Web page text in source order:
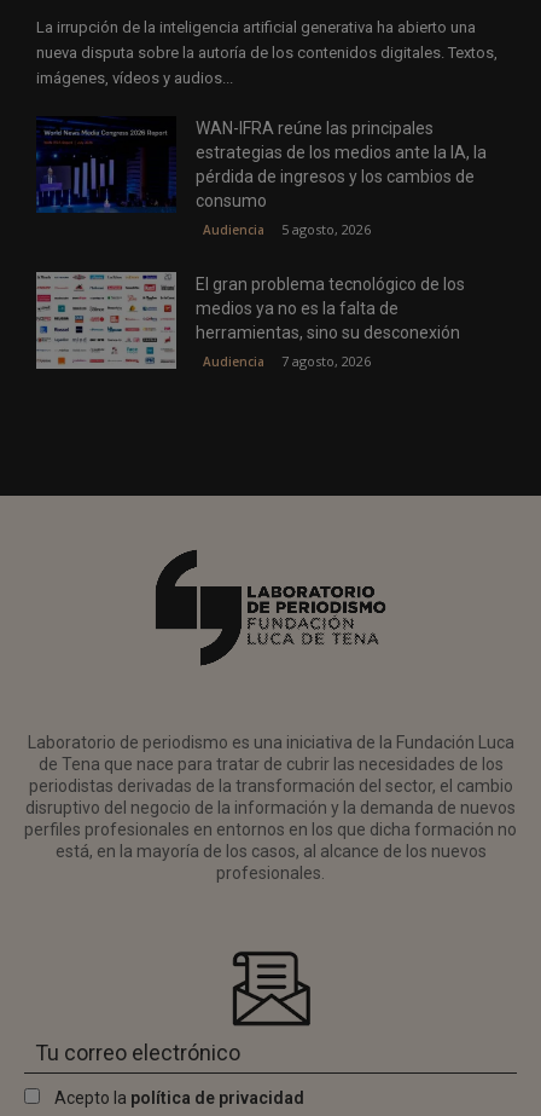
La irrupción de la inteligencia artificial generativa ha abierto una
nueva disputa sobre la autoría de los contenidos digitales. Textos,
imágenes, vídeos y audios...
WAN-IFRA reúne las principales
estrategias de los medios ante la IA, la
pérdida de ingresos y los cambios de
consumo
Audiencia 5 agosto, 2026
El gran problema tecnológico de los
medios ya no es la falta de
herramientas, sino su desconexión
Audiencia 7 agosto, 2026
Laboratorio de periodismo es una iniciativa de la Fundación Luca
de Tena que nace para tratar de cubrir las necesidades de los
periodistas derivadas de la transformación del sector, el cambio
disruptivo del negocio de la información y la demanda de nuevos
perfiles profesionales en entornos en los que dicha formación no
está, en la mayoría de los casos, al alcance de los nuevos
profesionales.
Acepto la política de privacidad